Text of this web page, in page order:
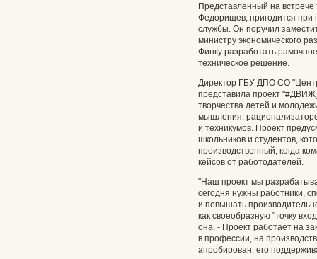
Представленный на встрече
Федорищев, пригодится при
службы. Он поручил
министру экономического
Финку разработать
техническое решение.
Директор ГБУ ДПО СО
представила проект
творчества детей и
мышления,
и техникумов. Проект
школьников и студентов,
производственный, когда
кейсов от работодателей.
"Наш проект мы
сегодня нужны работники,
и повышать
как своеобразную "точку
она. - Проект работает на
в профессии, на
апробирован, его